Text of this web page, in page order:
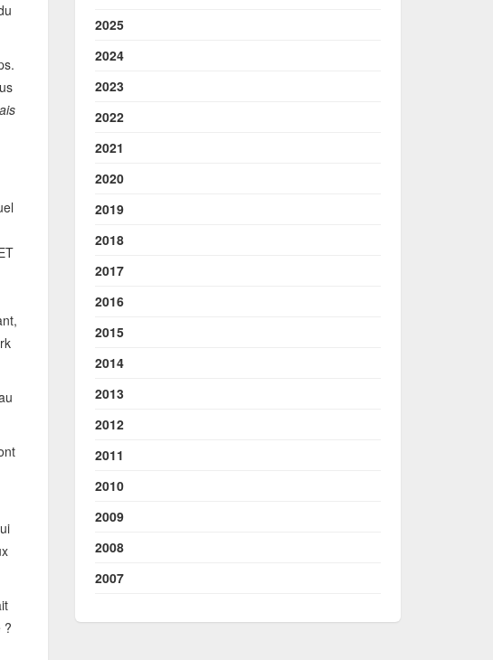
?
2025
2024
2023
2022
2021
2020
2019
2018
2017
2016
2015
2014
2013
2012
2011
2010
2009
2008
2007